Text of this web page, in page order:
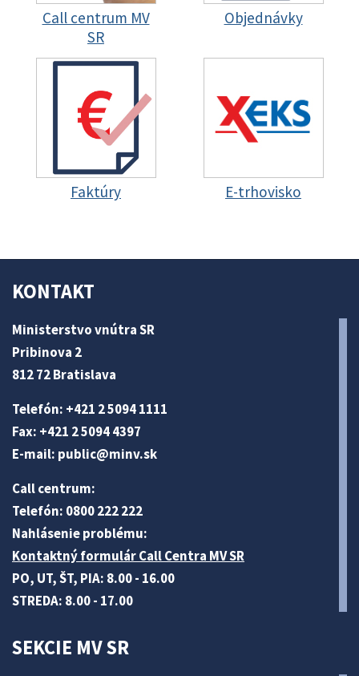
Call centrum MV
SR
Objednávky
Faktúry E-trhovisko
KONTAKT
Ministerstvo vnútra SR
Pribinova 2
812 72 Bratislava
Telefón: +421 2 5094 1111
Fax: +421 2 5094 4397
E-mail: public@minv.sk
Call centrum:
Telefón: 0800 222 222
Nahlásenie problému:
Kontaktný formulár Call Centra MV SR
PO, UT, ŠT, PIA: 8.00 - 16.00
STREDA: 8.00 - 17.00
SEKCIE MV SR